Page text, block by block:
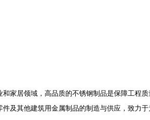
和家居领域，高品质的不锈钢制品是保障工程
及其他建筑用金属制品的制造与供应，致力